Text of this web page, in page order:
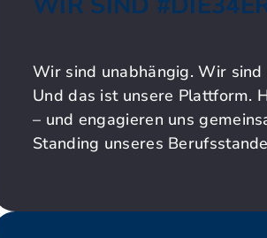
Wir sind unabhängig. Wir
Und das ist unsere Plattform.
– und engagieren uns
Standing unseres